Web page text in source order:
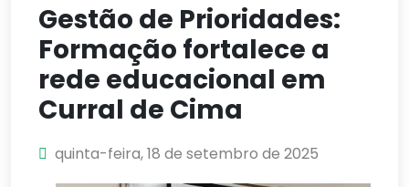
Gestão de Prioridades:
Formação fortalece a
rede educacional em
Curral de Cima
quinta-feira, 18 de setembro de 2025